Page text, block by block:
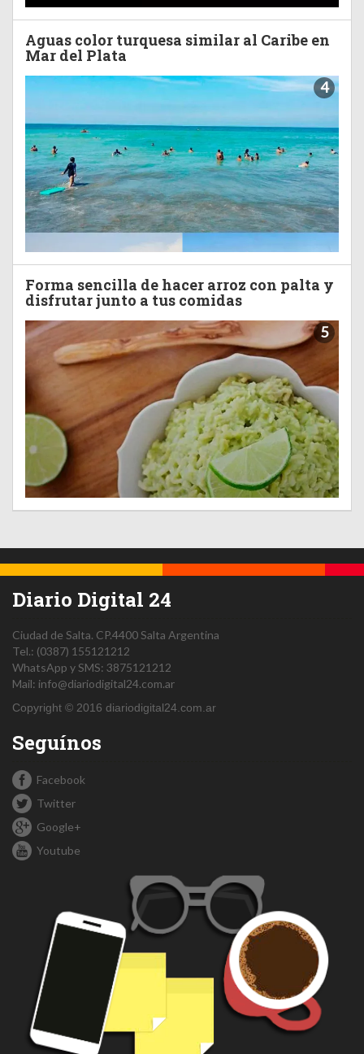
Aguas color turquesa similar al Caribe en
Mar del Plata
4
Forma sencilla de hacer arroz con palta y
disfrutar junto a tus comidas
5
Diario Digital 24
Ciudad de Salta. CP.4400Salta Argentina
Tel.: (0387) 155121212
WhatsApp y SMS: 3875121212
Mail: info@diariodigital24.com.ar
Copyright © 2016 diariodigital24.com.ar
Seguínos
Facebook
Twitter
Google+
Youtube